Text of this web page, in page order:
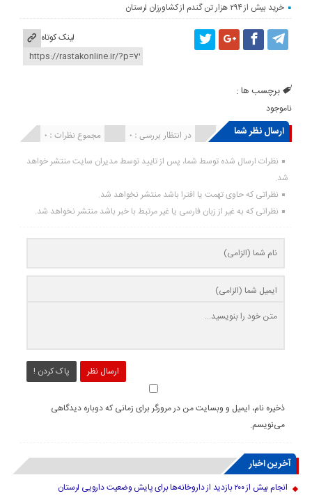
خرید بیش از ۲۹۴ هزار تن گندم از کشاورزان لرستان
لینک کوتاه
برچسب ها :
ناموجود
ارسال نظر شما مجموع نظرات : 0 در انتظار بررسی : 0 انتشار یافته : ۰
نظرات ارسال شده توسط شما، پس از تایید توسط مدیران سایت منتشر خواهد
شد.
نظراتی که حاوی تهمت یا افترا باشد منتشر نخواهد شد.
نظراتی که به غیر از زبان فارسی یا غیر مرتبط با خبر باشد منتشر نخواهد شد.
ارسال نظر پاک کردن !
ذخیره نام، ایمیل و وبسایت من در مرورگر برای زمانی که دوباره دیدگاهی
می‌نویسم.
آخرین اخبار
انجام بیش از ۲۰۰ بازدید از داروخانه‌ها برای پایش وضعیت دارویی لرستان